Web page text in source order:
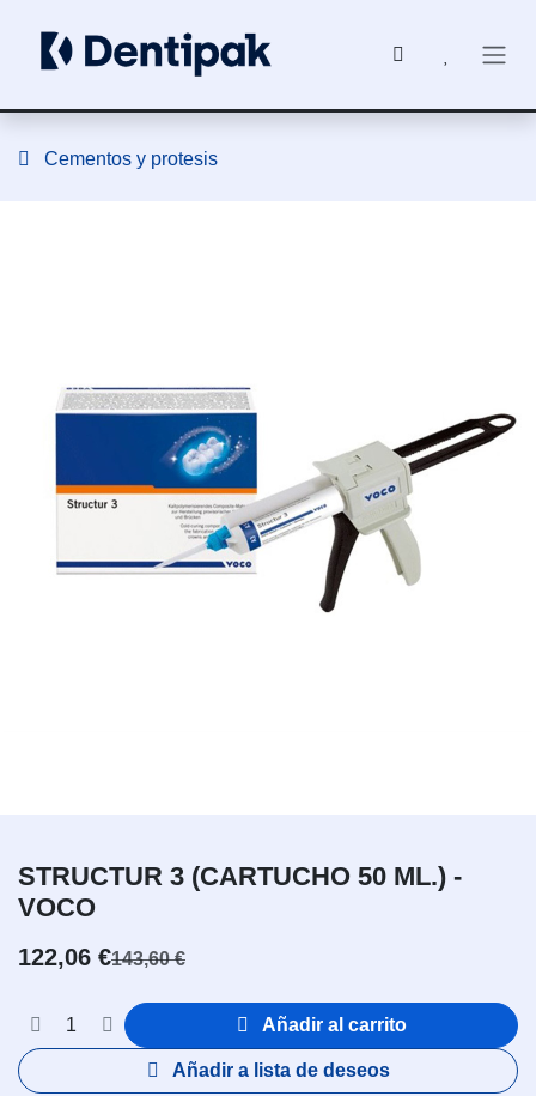
Cementos y protesis
STRUCTUR 3 (CARTUCHO 50 ML.) -
VOCO
122,06 €143,60€
Añadir al carrito
Añadir a lista de deseos